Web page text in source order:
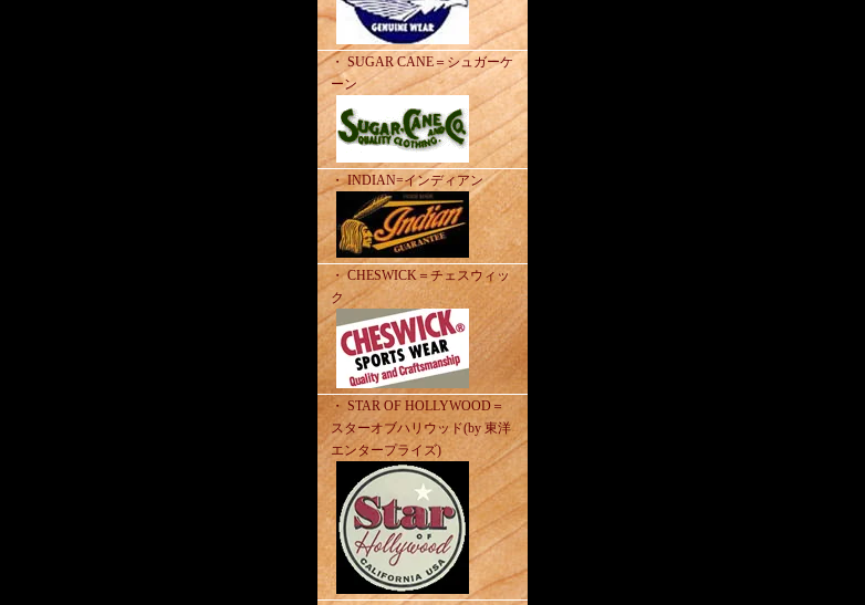
・ SUGAR CANE＝シュガーケ
ーン
・ INDIAN=インディアン
・ CHESWICK＝チェスウィッ
ク
・ STAR OF HOLLYWOOD＝
スターオブハリウッド(by 東洋
エンタープライズ)